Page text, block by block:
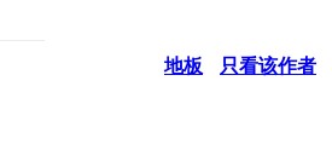
地板 只看该作者